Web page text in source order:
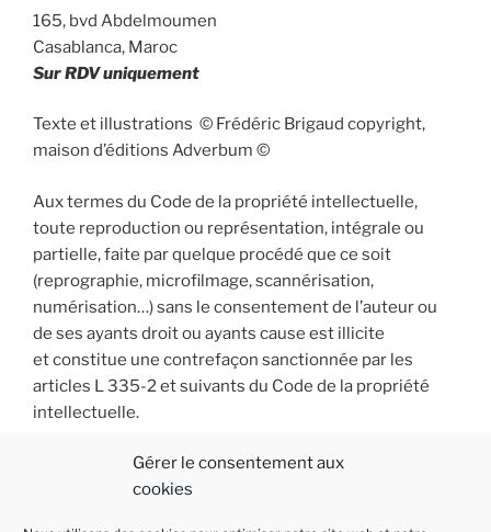
Gérer le consentement aux
cookies
165, bvd Abdelmoumen
Casablanca, Maroc
Sur RDV uniquement
Texte et illustrations © Frédéric Brigaud copyright,
maison d’éditions Adverbum ©
Aux termes du Code de la propriété intellectuelle,
toute reproduction ou représentation, intégrale ou
partielle, faite par quelque procédé que ce soit
(reprographie, microfilmage, scannérisation,
numérisation…) sans le consentement de l’auteur ou
de ses ayants droit ou ayants cause est illicite
et constitue une contrefaçon sanctionnée par les
articles L 335-2 et suivants du Code de la propriété
intellectuelle.